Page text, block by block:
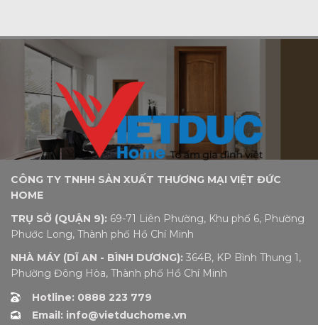
CÔNG TY TNHH SẢN XUẤT THƯƠNG MẠI VIỆT ĐỨC
HOME
TRỤ SỞ (QUẬN 9): 69-71 Liên Phường, Khu phố 6, Phường
Phước Long, Thành phố Hồ Chí Minh
NHÀ MÁY (DĨ AN - BÌNH DƯƠNG): 364B, KP Bình Thung 1,
Phường Đông Hòa, Thành phố Hồ Chí Minh
Hotline: 0888 223 779
Email: info@vietduchome.vn